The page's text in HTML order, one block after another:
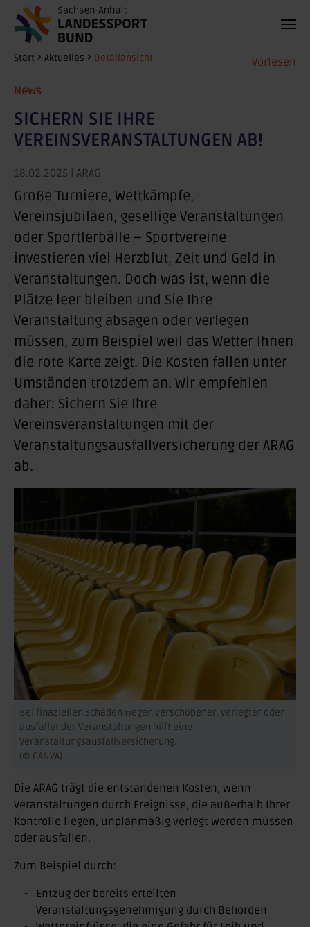
Zum Hauptinhalt springen Vorlesen
Sie sind hier:
Start Aktuelles Detailansicht
News
SICHERN SIE IHRE
VEREINSVERANSTALTUNGEN AB!
18.02.2025 | ARAG
Große Turniere, Wettkämpfe,
Vereinsjubiläen, gesellige Veranstaltungen
oder Sportlerbälle – Sportvereine
investieren viel Herzblut, Zeit und Geld in
Veranstaltungen. Doch was ist, wenn die
Plätze leer bleiben und Sie Ihre
Veranstaltung absagen oder verlegen
müssen, zum Beispiel weil das Wetter Ihnen
die rote Karte zeigt. Die Kosten fallen unter
Umständen trotzdem an. Wir empfehlen
daher: Sichern Sie Ihre
Vereinsveranstaltungen mit der
Veranstaltungsausfallversicherung der ARAG
ab.
Bei finaziellen Schäden wegen verschobener, verlegter oder
ausfallender Veranstaltungen hilft eine
Veranstaltungsausfallversicherung.
(© CANVA)
Die ARAG trägt die entstandenen Kosten, wenn
Veranstaltungen durch Ereignisse, die außerhalb Ihrer
Kontrolle liegen, unplanmäßig verlegt werden müssen
oder ausfallen.
Zum Beispiel durch:
Entzug der bereits erteilten
Veranstaltungsgenehmigung durch Behörden